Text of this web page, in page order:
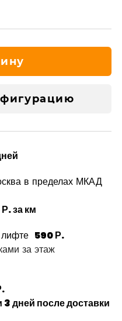
в пределах МКАД
за км
590 Р.
за этаж
3 дней после доставки